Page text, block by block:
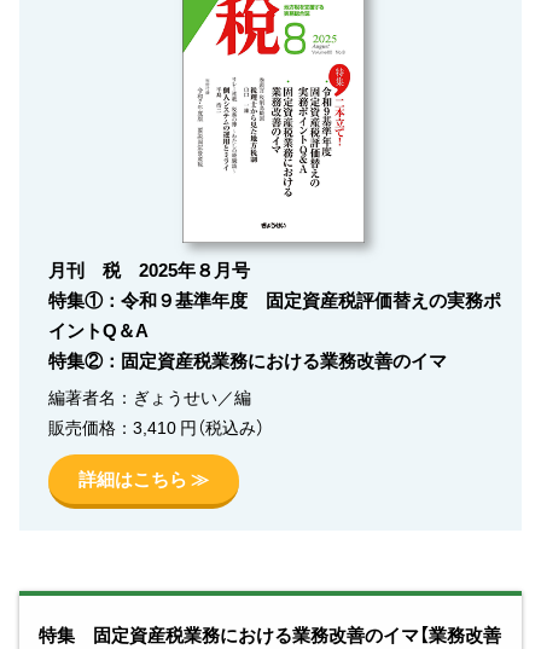
月刊 税 2025年８月号
特集①：令和９基準年度 固定資産税評価替えの実務ポ
イントQ＆A
特集②：固定資産税業務における業務改善のイマ
編著者名：ぎょうせい／編
販売価格：3,410 円（税込み）
詳細はこちら ≫
特集 固定資産税業務における業務改善のイマ【業務改善